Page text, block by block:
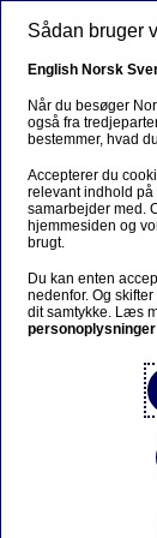
Gå til hovedindhold
Hvem
Hjem Om os
Vi realiserer
fælles
Sådan bruger
English Norsk
Når du besøger
også fra
bestemmer, hvad
Accepterer du
relevant indhold på
samarbejder med.
hjemmesiden og
brugt.
Du kan enten
nedenfor. Og
dit samtykke. Læs
personoplysninger